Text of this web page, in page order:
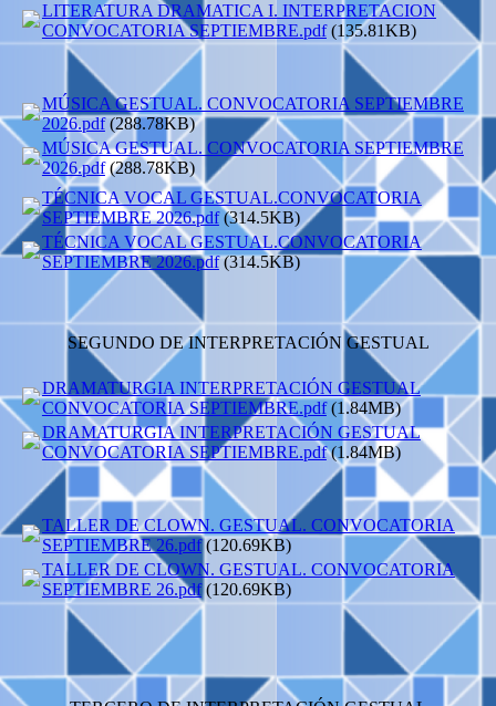
LITERATURA DRAMATICA I. INTERPRETACION
CONVOCATORIA SEPTIEMBRE.pdf(135.81KB)
MÚSICA GESTUAL. CONVOCATORIA SEPTIEMBRE
2026.pdf(288.78KB)
MÚSICA GESTUAL. CONVOCATORIA SEPTIEMBRE
2026.pdf(288.78KB)
TÉCNICA VOCAL GESTUAL.CONVOCATORIA
SEPTIEMBRE 2026.pdf(314.5KB)
TÉCNICA VOCAL GESTUAL.CONVOCATORIA
SEPTIEMBRE 2026.pdf(314.5KB)
SEGUNDO DE INTERPRETACIÓN GESTUAL
DRAMATURGIA INTERPRETACIÓN GESTUAL
CONVOCATORIA SEPTIEMBRE.pdf(1.84MB)
DRAMATURGIA INTERPRETACIÓN GESTUAL
CONVOCATORIA SEPTIEMBRE.pdf(1.84MB)
TALLER DE CLOWN. GESTUAL. CONVOCATORIA
SEPTIEMBRE 26.pdf(120.69KB)
TALLER DE CLOWN. GESTUAL. CONVOCATORIA
SEPTIEMBRE 26.pdf(120.69KB)